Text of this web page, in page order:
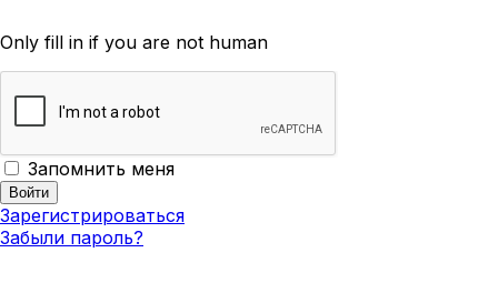
Only fill in if you are not human
Запомнить меня
Зарегистрироваться
Забыли пароль?